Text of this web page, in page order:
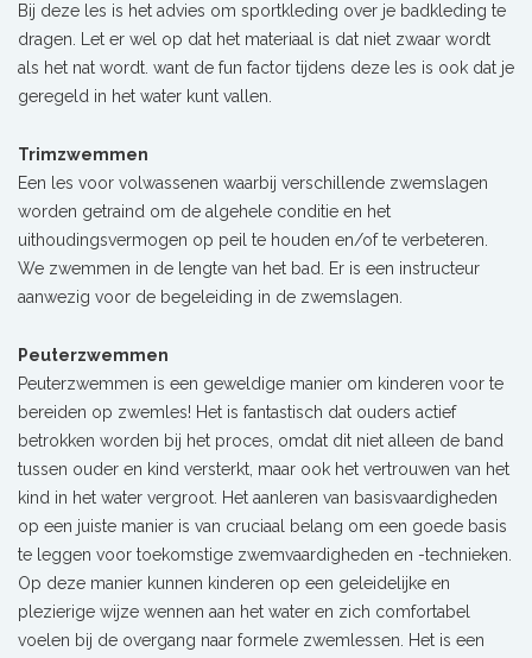
Bij deze les is het advies om sportkleding over je badkleding te
dragen. Let er wel op dat het materiaal is dat niet zwaar wordt
als het nat wordt. want de fun factor tijdens deze les is ook dat je
geregeld in het water kunt vallen.
Trimzwemmen
Een les voor volwassenen waarbij verschillende zwemslagen
worden getraind om de algehele conditie en het
uithoudingsvermogen op peil te houden en/of te verbeteren.
We zwemmen in de lengte van het bad. Er is een instructeur
aanwezig voor de begeleiding in de zwemslagen.
Peuterzwemmen
Peuterzwemmen is een geweldige manier om kinderen voor te
bereiden op zwemles! Het is fantastisch dat ouders actief
betrokken worden bij het proces, omdat dit niet alleen de band
tussen ouder en kind versterkt, maar ook het vertrouwen van het
kind in het water vergroot. Het aanleren van basisvaardigheden
op een juiste manier is van cruciaal belang om een goede basis
te leggen voor toekomstige zwemvaardigheden en -technieken.
Op deze manier kunnen kinderen op een geleidelijke en
plezierige wijze wennen aan het water en zich comfortabel
voelen bij de overgang naar formele zwemlessen. Het is een